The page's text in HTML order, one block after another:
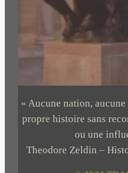
« Aucune nation,
propre histoire sans
ou une
Theodore Zeldin –